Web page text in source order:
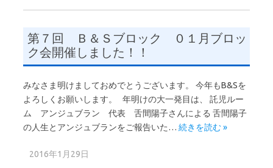
第７回 Ｂ＆Ｓブロック ０１月ブロッ
ク会開催しました！！
みなさま明けましておめでとうございます。 今年もB&Sを
よろしくお願いします。 年明けの大一発目は、 託児ルー
ム アンジュブラン 代表 舌間陽子さんによる 舌間陽子
の人生とアンジュブランをご報告いた… 続きを読む »
2016年1月29日